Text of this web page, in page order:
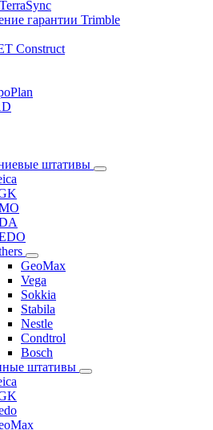
гарантии Trimble
Construct
штативы
GeoMax
Vega
Sokkia
Stabila
Nestle
Condtrol
Bosch
штативы